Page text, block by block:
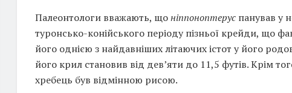
Палеонтологи вважають, щоніппоноптерус панував у
туронсько-конійського періоду пізньої крейди, що
його однією з найдавніших літаючих істот у його
його крил становив від дев’яти до 11,5 футів. Крім
хребець був відмінною рисою.